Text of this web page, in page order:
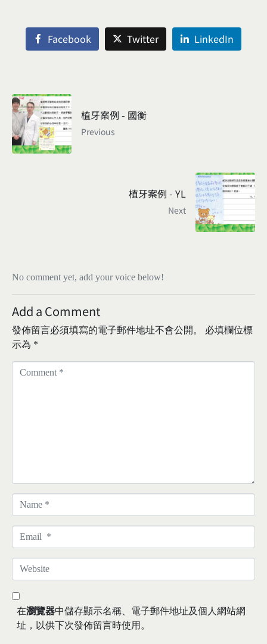
Facebook Twitter LinkedIn
植牙案例 - 國衡
Previous
植牙案例 - YL
Next
No comment yet, add your voice below!
Add a Comment
發佈留言必須填寫的電子郵件地址不會公開。
必填欄位標
示為 *
a
m
*
m
aW
e
b
在瀏覽器中儲存顯示名稱、電子郵件地址及個人網站網
址，以供下次發佈留言時使用。